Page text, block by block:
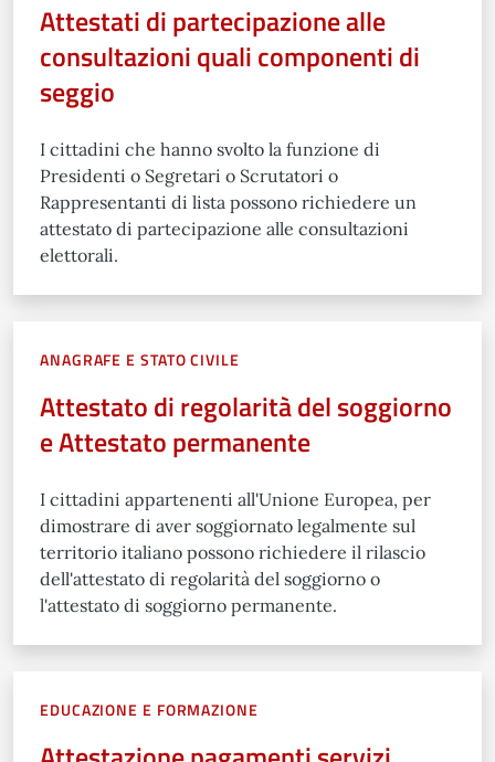
Attestati di partecipazione alle
consultazioni quali componenti di
seggio
I cittadini che hanno svolto la funzione di
Presidenti o Segretari o Scrutatori o
Rappresentanti di lista possono richiedere un
attestato di partecipazione alle consultazioni
elettorali.
ANAGRAFE E STATO CIVILE
Attestato di regolarità del soggiorno
e Attestato permanente
I cittadini appartenenti all'Unione Europea, per
dimostrare di aver soggiornato legalmente sul
territorio italiano possono richiedere il rilascio
dell'attestato di regolarità del soggiorno o
l'attestato di soggiorno permanente.
EDUCAZIONE E FORMAZIONE